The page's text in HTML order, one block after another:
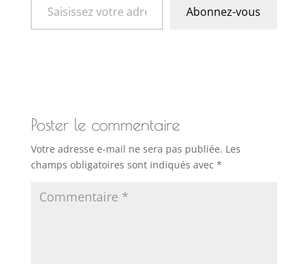
Abonnez-vous
Poster le commentaire
Votre adresse e-mail ne sera pas publiée. Les
champs obligatoires sont indiqués avec *